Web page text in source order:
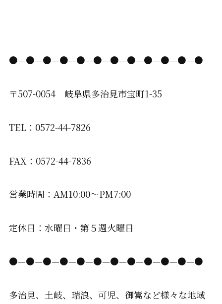
●—●—●—●—●—●—●—●—●—●—●—●
〒507-0054 岐阜県多治見市宝町1-35
TEL：0572-44-7826
FAX：0572-44-7836
営業時間：AM10:00〜PM7:00
定休日：水曜日・第５週火曜日
●—●—●—●—●—●—●—●—●—●—●—●
多治見、土岐、瑞浪、可児、御嵩など様々な地域